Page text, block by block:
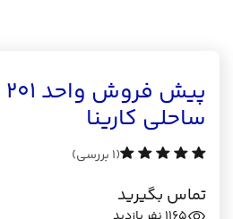
ساحلی کارینا
(1 بررسی)
تماس بگیرید